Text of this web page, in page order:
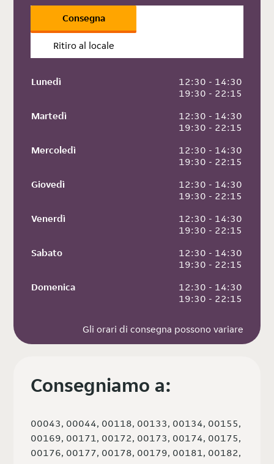
Consegna
Ritiro al locale
Lunedì
12:30 - 14:30
19:30 - 22:15
Martedì
12:30 - 14:30
19:30 - 22:15
Mercoledì
12:30 - 14:30
19:30 - 22:15
Giovedì
12:30 - 14:30
19:30 - 22:15
Venerdì
12:30 - 14:30
19:30 - 22:15
Sabato
12:30 - 14:30
19:30 - 22:15
Domenica
12:30 - 14:30
19:30 - 22:15
Gli orari di consegna possono variare
Consegniamo a:
00043, 00044, 00118, 00133, 00134, 00155,
00169, 00171, 00172, 00173, 00174, 00175,
00176, 00177, 00178, 00179, 00181, 00182,